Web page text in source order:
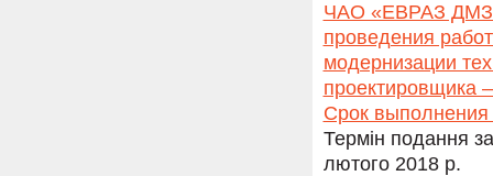
ЧАО «ЕВРАЗ ДМЗ»
проведения
модернизации
проектировщика
Срок выполнения
Термін подання
лютого 2018 р.